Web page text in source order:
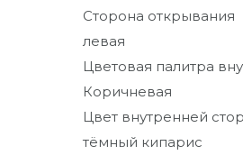
Сторона открывания
левая
Цветовая палитра
Коричневая
Цвет внутренней
тёмный кипарис